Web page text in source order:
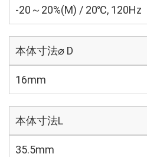
-20～20%(M) / 20℃, 120Hz
本体寸法⌀ D
16mm
本体寸法L
35.5mm